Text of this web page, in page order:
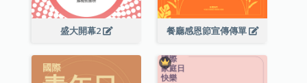
盛大開幕2 餐廳感恩節宣傳傳單